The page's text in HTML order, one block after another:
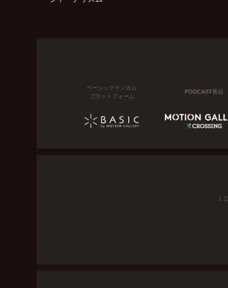
ベーシックインカム
プラットフォーム
PODCAST番組
ミ